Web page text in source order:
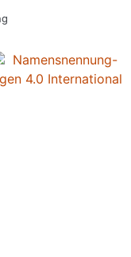
Namensnennung-
4.0 International